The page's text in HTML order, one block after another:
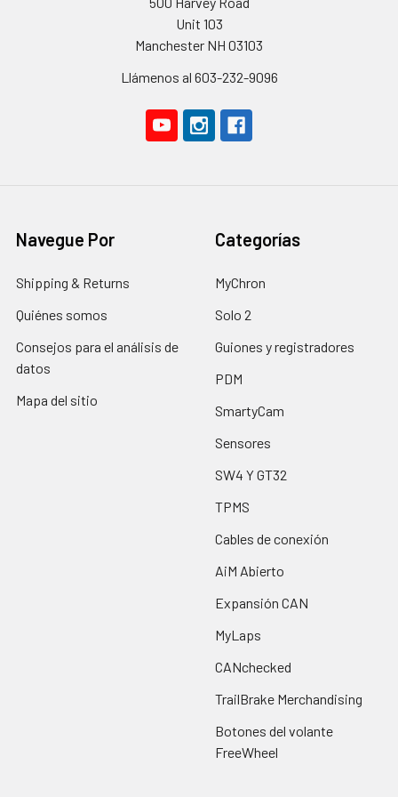
Unit 103
Manchester NH 03103
Llámenos al 603-232-9096
Navegue Por
Shipping & Returns
Quiénes somos
Consejos para el análisis de
datos
Mapa del sitio
Categorías
MyChron
Solo 2
Guiones y registradores
PDM
SmartyCam
Sensores
SW4 Y GT32
TPMS
Cables de conexión
AiM Abierto
Expansión CAN
MyLaps
CANchecked
TrailBrake Merchandising
Botones del volante
FreeWheel